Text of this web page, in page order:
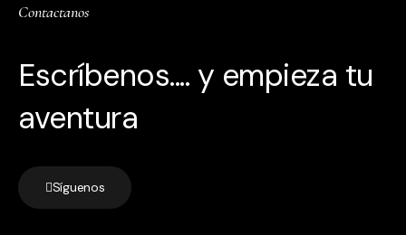
Contactanos
Escríbenos.... y empieza tu
aventura
Síguenos